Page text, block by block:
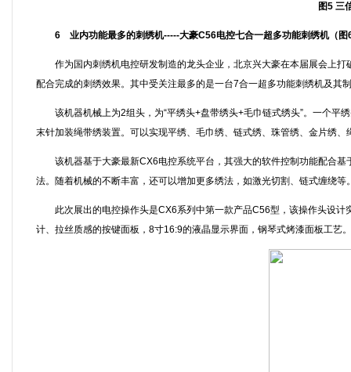
图5 三
6 业内功能最多的刺绣机-----大豪C56电控七合一超多功能刺绣机（图
作为国内刺绣机电控研发制造的龙头企业，北京兴大豪在本届展会上打
配合完成的刺绣效果。其中受关注最多的是一台7合一超多功能刺绣机及其
该机器机械上为2组头，为“平绣头+盘带绣头+毛巾链式绣头”。一个平
末针加装绳带绣装置。可以实现平绣、毛巾绣、链式绣、珠管绣、金片绣
该机器基于大豪最新CX6电控系统平台，其强大的软件控制功能配合基
法。随着机械的不断丰富，还可以增加更多绣法，如激光切割、链式缠绕
此次展出的电控操作头是CX6系列中第一款产品C56型，该操作头设计
计、拉丝质感的按键面板，8寸16:9的液晶显示界面，钢琴式烤漆面板工艺